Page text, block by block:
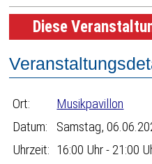
Diese
Ort:
Musikpavillon
Datum:
Samstag,
Uhrzeit: 16:00 Uhr - 21:00